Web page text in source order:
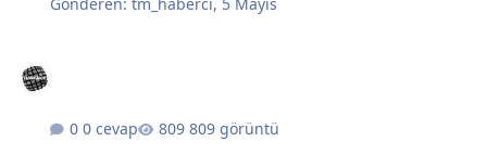
0 cevap 809 görüntü